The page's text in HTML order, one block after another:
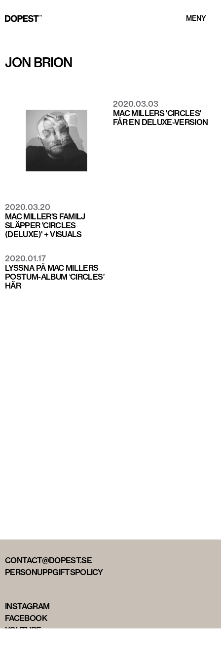
MENY
JON BRION
2020.03.20
MAC MILLER'S FAMILJ
SLÄPPER 'CIRCLES
(DELUXE)' + VISUALS
2020.03.03
MAC MILLERS 'CIRCLES'
FÅR EN DELUXE-VERSION
2020.01.17
LYSSNA PÅ MAC MILLERS
POSTUM-ALBUM ‘CIRCLES’
HÄR
CONTACT@DOPEST.SE
PERSONUPPGIFTSPOLICY
INSTAGRAM
FACEBOOK
YOUTUBE